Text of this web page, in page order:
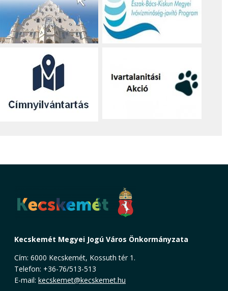
Kecskemét Megyei Jogú Város Önkormányzata
Cím: 6000 Kecskemét, Kossuth tér 1.
Telefon: +36-76/513-513
E-mail: kecskemet@kecskemet.hu